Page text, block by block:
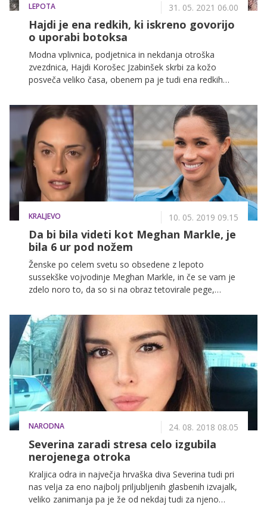
LEPOTA 31. 05. 2021 06.00
Hajdi je ena redkih, ki iskreno govorijo
o uporabi botoksa
Modna vplivnica, podjetnica in nekdanja otroška
zvezdnica, Hajdi Korošec Jzabinšek skrbi za kožo
posveča veliko časa, obenem pa je tudi ena redkih
botoksa. " Nikakor ne želim spreminjati svojega
obraza – botoks in in polnila uporabljam le zato, da se
zjutraj z malo večjim veseljem veseljem pogledam v
ogledalo. Obraz je bolj spočit in svež," pravi Hajdi, ki
staranje sicer dojema kot nekaj lepega. "Nič ti ne
pomaga, če tvoja glava, tvoj um ni na pravem mestu
– nobena lepotna operacija, noben botoks, polnilo ali
krema."
KRALJEVO 10. 05. 2019 09.15
Da bi bila videti kot Meghan Markle, je
bila 6 ur pod nožem
Ženske po celem svetu so obsedene z lepoto
sussekške vojvodinje Meghan Markle, in če se vam je
zdelo noro to, da so si na obraz tetovirale pege,
besed.
NARODNA 24. 08. 2018 08.05
Severina zaradi stresa celo izgubila
nerojenega otroka
Kraljica odra in največja hrvaška diva Severina tudi pri
nas velja za eno najbolj priljubljenih glasbenih izvajalk,
veliko zanimanja pa je že od nekdaj tudi za njeno